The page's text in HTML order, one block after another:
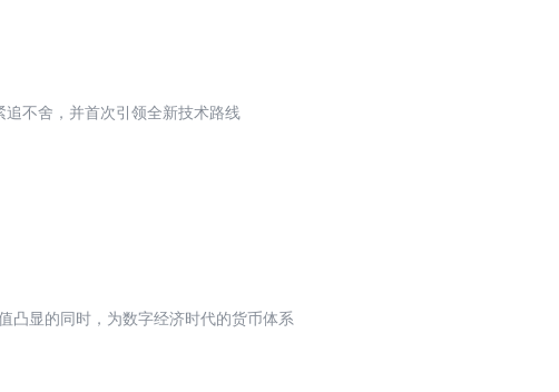
不舍，并首次引领全新技术路线
凸显的同时，为数字经济时代的货币体系